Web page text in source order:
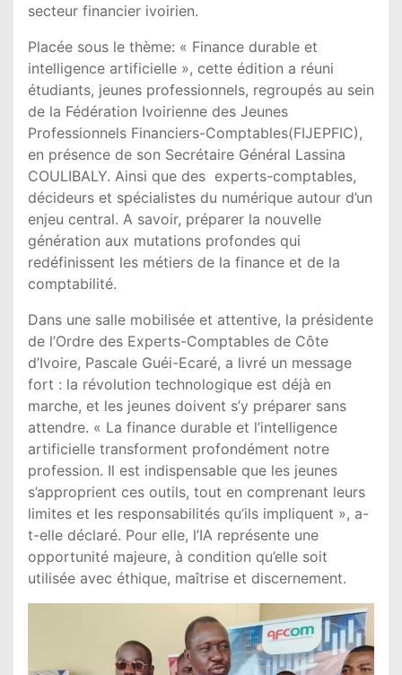
secteur financier ivoirien.
Placée sous le thème: « Finance durable et
intelligence artificielle », cette édition a réuni
étudiants, jeunes professionnels, regroupés au sein
de la Fédération Ivoirienne des Jeunes
Professionnels Financiers-Comptables(FIJEPFIC),
en présence de son Secrétaire Général Lassina
COULIBALY. Ainsi que des experts-comptables,
décideurs et spécialistes du numérique autour d’un
enjeu central. A savoir, préparer la nouvelle
génération aux mutations profondes qui
redéfinissent les métiers de la finance et de la
comptabilité.
Dans une salle mobilisée et attentive, la présidente
de l’Ordre des Experts-Comptables de Côte
d’Ivoire, Pascale Guéi-Ecaré, a livré un message
fort : la révolution technologique est déjà en
marche, et les jeunes doivent s’y préparer sans
attendre. « La finance durable et l’intelligence
artificielle transforment profondément notre
profession. Il est indispensable que les jeunes
s’approprient ces outils, tout en comprenant leurs
limites et les responsabilités qu’ils impliquent », a-
t-elle déclaré. Pour elle, l’IA représente une
opportunité majeure, à condition qu’elle soit
utilisée avec éthique, maîtrise et discernement.